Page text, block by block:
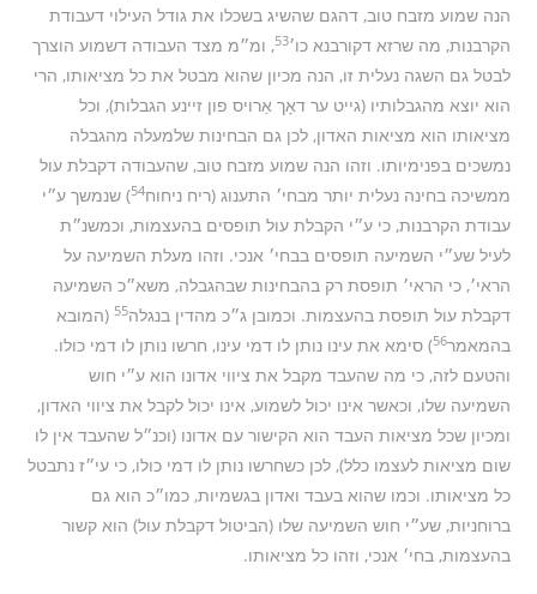
הנה שמוע מזבח טוב, דהגם שהשיג בשכלו את גודל העילוי דעבודת
הקרבנות, מה שרזא דקורבנא כו׳53, ומ״מ מצד העבודה דשמוע הוצרך
לבטל גם השגה נעלית זו, הנה מכיון שהוא מבטל את כל מציאותו, הרי
הוא יוצא מהגבלותיו (גייט ער דאָך אַרויס פון זיינע הגבלות), וכל
מציאותו הוא מציאות האדון, לכן גם הבחינות שלמעלה מהגבלה
נמשכים בפנימיותו. וזהו הנה שמוע מזבח טוב, שהעבודה דקבלת עול
ממשיכה בחינה נעלית יותר מבחי׳ התענוג (ריח ניחוח54) שנמשך ע״י
עבודת הקרבנות, כי ע״י הקבלת עול תופסים בהעצמות, וכמשנ״ת
לעיל שע״י השמיעה תופסים בבחי׳ אנכי. וזהו מעלת השמיעה על
הראי׳, כי הראי׳ תופסת רק בהבחינות שבהגבלה, משא״כ השמיעה
דקבלת עול תופסת בהעצמות. וכמובן ג״כ מהדין בנגלה55 (המובא
בהמאמר56) סימא את עינו נותן לו דמי עינו, חרשו נותן לו דמי כולו.
והטעם לזה, כי מה שהעבד מקבל את ציווי אדונו הוא ע״י חוש
השמיעה שלו, וכאשר אינו יכול לשמוע, אינו יכול לקבל את ציווי האדון,
ומכיון שכל מציאות העבד הוא הקישור עם אדונו (וכנ״ל שהעבד אין לו
שום מציאות לעצמו כלל), לכן כשחרשו נותן לו דמי כולו, כי עי״ז נתבטל
כל מציאותו. וכמו שהוא בעבד ואדון בגשמיות, כמו״כ הוא גם
ברוחניות, שע״י חוש השמיעה שלו (הביטול דקבלת עול) הוא קשור
בהעצמות, בחי׳ אנכי, וזהו כל מציאותו.